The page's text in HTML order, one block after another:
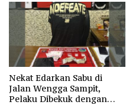
Nekat Edarkan Sabu di
Jalan Wengga Sampit,
Pelaku Dibekuk dengan